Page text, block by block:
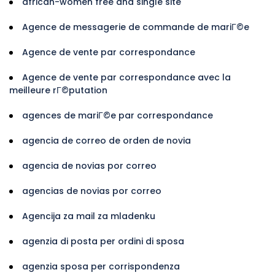
Agence de messagerie de commande de mariГ©e
Agence de vente par correspondance
Agence de vente par correspondance avec la
meilleure rГ©putation
agences de mariГ©e par correspondance
agencia de correo de orden de novia
agencia de novias por correo
agencias de novias por correo
Agencija za mail za mladenku
agenzia di posta per ordini di sposa
agenzia sposa per corrispondenza